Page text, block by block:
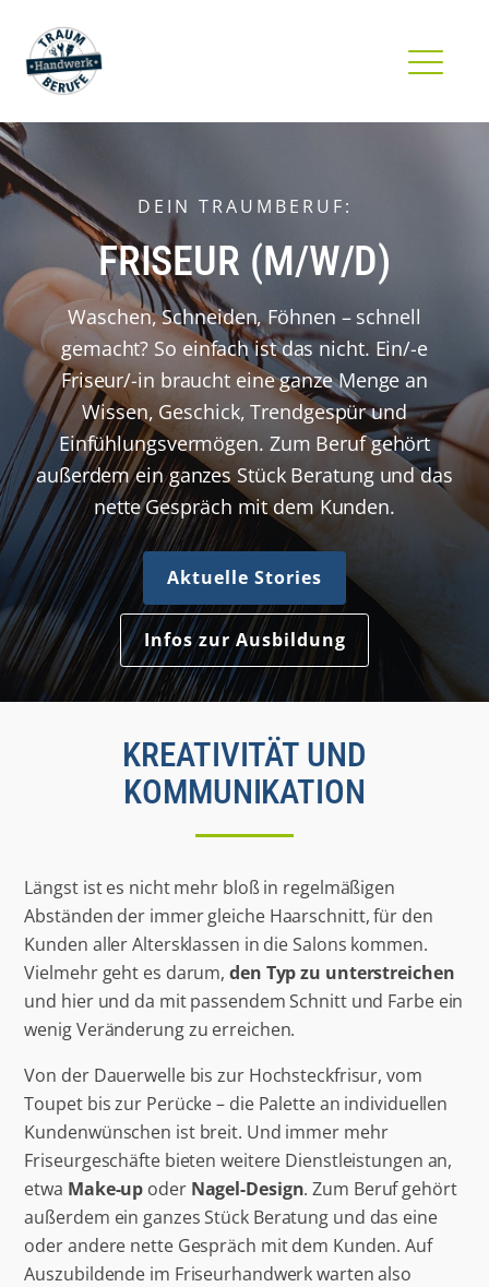
DEIN TRAUMBERUF:
FRISEUR (M/W/D)
Waschen, Schneiden, Föhnen – schnell
gemacht? So einfach ist das nicht. Ein/-e
Friseur/-in braucht eine ganze Menge an
Wissen, Geschick, Trendgespür und
Einfühlungsvermögen. Zum Beruf gehört
außerdem ein ganzes Stück Beratung und das
nette Gespräch mit dem Kunden.
Aktuelle Stories
Infos zur Ausbildung
KREATIVITÄT UND
KOMMUNIKATION
Längst ist es nicht mehr bloß in regelmäßigen
Abständen der immer gleiche Haarschnitt, für den
Kunden aller Altersklassen in die Salons kommen.
Vielmehr geht es darum,den Typ zu unterstreichen
und hier und da mit passendem Schnitt und Farbe ein
wenig Veränderung zu erreichen.
Von der Dauerwelle bis zur Hochsteckfrisur, vom
Toupet bis zur Perücke – die Palette an individuellen
Kundenwünschen ist breit. Und immer mehr
Friseurgeschäfte bieten weitere Dienstleistungen an,
etwa Make-up oder Nagel-Design. Zum Beruf gehört
außerdem ein ganzes Stück Beratung und das eine
oder andere nette Gespräch mit dem Kunden. Auf
Auszubildende im Friseurhandwerk warten also